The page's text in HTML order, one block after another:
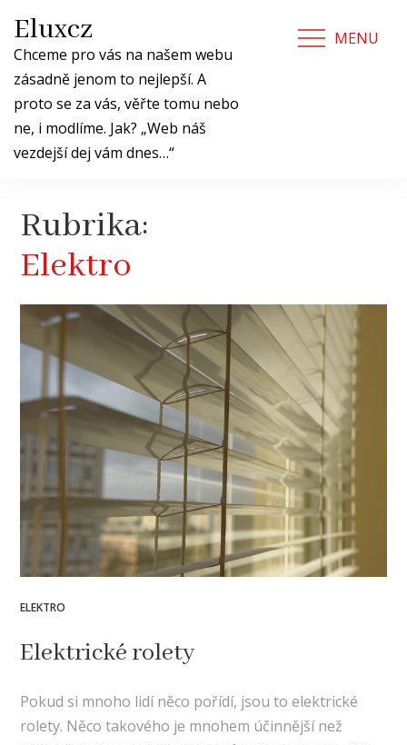
content
Eluxcz
Chceme pro vás na našem webu
zásadně jenom to nejlepší. A
proto se za vás, věřte tomu nebo
ne, i modlíme. Jak? „Web náš
vezdejší dej vám dnes…“
MENU
Rubrika:
Elektro
ELEKTRO
Elektrické rolety
Pokud si mnoho lidí něco pořídí, jsou to elektrické
rolety. Něco takového je mnohem účinnější než